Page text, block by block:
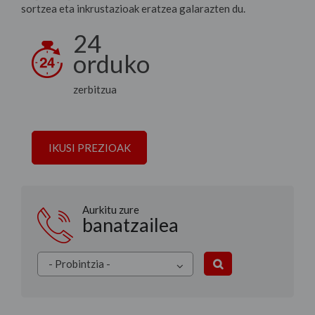
sortzea eta inkrustazioak eratzea galarazten du.
24
orduko
zerbitzua
IKUSI PREZIOAK
Aurkitu zure
banatzailea
